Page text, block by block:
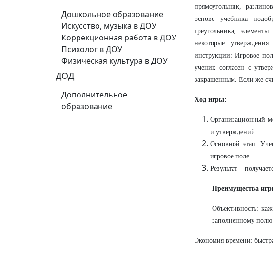
Дошкольное образование
Искусство, музыка в ДОУ
Коррекционная работа в ДОУ
Психолог в ДОУ
Физическая культура в ДОУ
ДОД
Дополнительное
образование
прямоугольник,
основе учебника
треугольника,
некоторые
инструкции: Игровое
ученик согласен с
закрашенным. Если же
Ход игры:
Организационный
и утверждений.
Основной этап:
игровое поле.
Результат –
Преимущества
Объективность:
заполненному полю
Экономия времени: